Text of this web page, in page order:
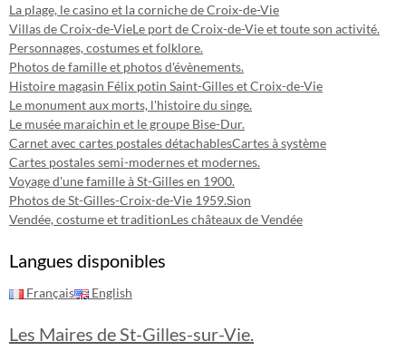
La plage, le casino et la corniche de Croix-de-Vie
Villas de Croix-de-VieLe port de Croix-de-Vie et toute son activité.
Personnages, costumes et folklore.
Photos de famille et photos d'évènements.
Histoire magasin Félix potin Saint-Gilles et Croix-de-Vie
Le monument aux morts, l'histoire du singe.
Le musée maraichin et le groupe Bise-Dur.
Carnet avec cartes postales détachablesCartes à système
Cartes postales semi-modernes et modernes.
Voyage d'une famille à St-Gilles en 1900.
Photos de St-Gilles-Croix-de-Vie 1959.Sion
Vendée, costume et traditionLes châteaux de Vendée
Langues disponibles
Français English
Les Maires de St-Gilles-sur-Vie.